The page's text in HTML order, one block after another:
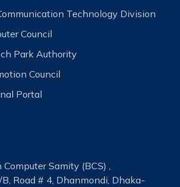
Technology Division
Council
Park Authority
Council
Portal
Samity (BCS) ,
Road # 4, Dhanmondi, Dhaka-